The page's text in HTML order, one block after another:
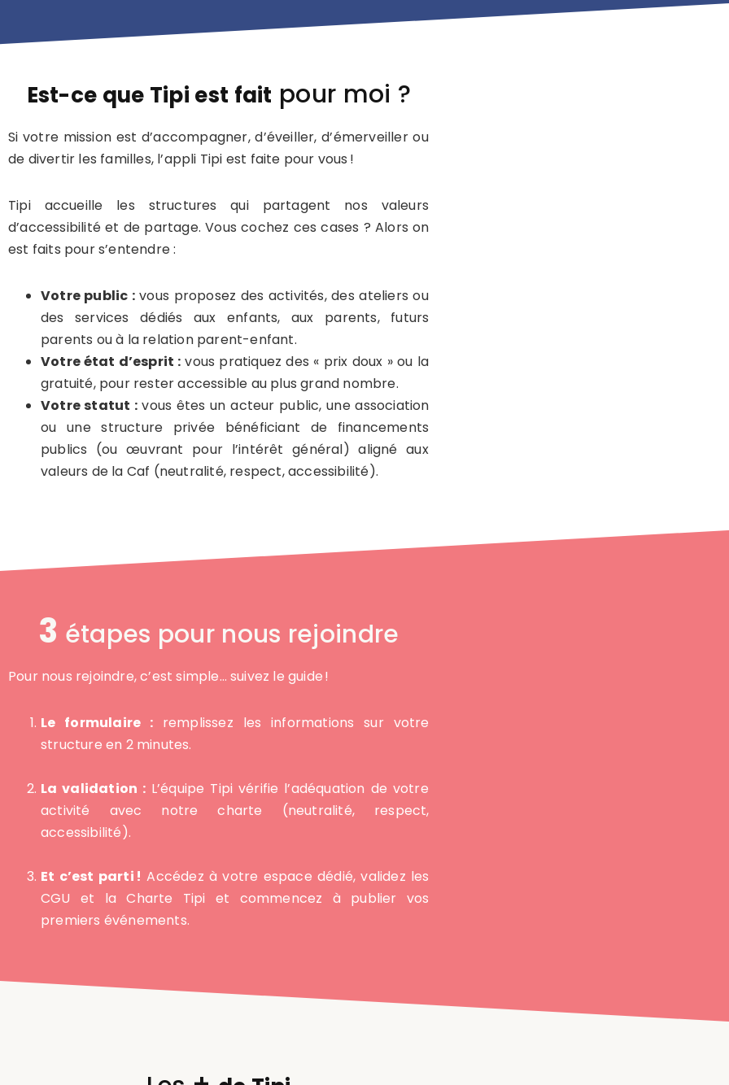
Est-ce que Tipi est fait pour moi ?
Si votre mission est d’accompagner, d’éveiller, d’émerveiller ou
de divertir les familles, l’appli Tipi est faite pour vous !
Tipi accueille les structures qui partagent nos valeurs
d’accessibilité et de partage. Vous cochez ces cases ? Alors on
est faits pour s’entendre :
Votre public :vous proposez des activités, des ateliers ou
des services dédiés aux enfants, aux parents, futurs
parents ou à la relation parent-enfant.
Votre état d’esprit : vous pratiquez des « prix doux » ou la
gratuité, pour rester accessible au plus grand nombre.
Votre statut :vous êtes un acteur public, une association
ou une structure privée bénéficiant de financements
publics (ou œuvrant pour l’intérêt général) aligné aux
valeurs de la Caf (neutralité, respect, accessibilité).
3 étapes pour nous rejoindre
Pour nous rejoindre, c’est simple… suivez le guide !
Le formulaire : remplissez les informations sur votre
structure en 2 minutes.
La validation : L’équipe Tipi vérifie l’adéquation de votre
activité avec notre charte (neutralité, respect,
accessibilité).
Et c’est parti ! Accédez à votre espace dédié, validez les
CGU et la Charte Tipi et commencez à publier vos
premiers événements.